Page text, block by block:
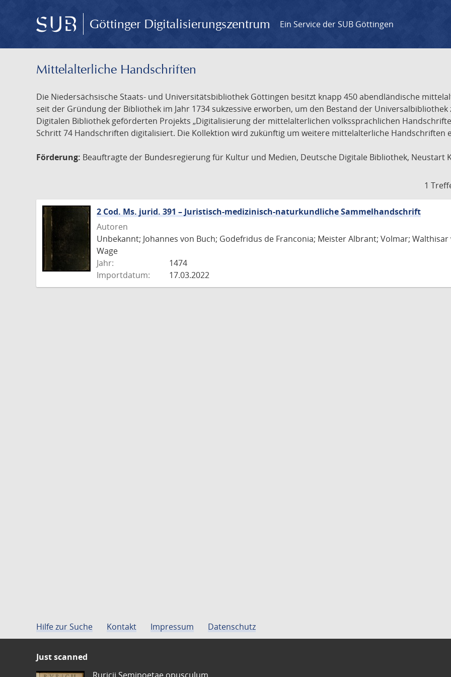
Göttinger Digitalisierungszentrum Ein Service der SUB Göttingen
Mittelalterliche Handschriften
Die Niedersächsische Staats- und Universitätsbibliothek Göttingen besitzt knapp 450 abendländische
seit der Gründung der Bibliothek im Jahr 1734 sukzessive erworben, um den Bestand der
Digitalen Bibliothek geförderten Projekts „Digitalisierung der mittelalterlichen volkssprachlichen
Schritt 74 Handschriften digitalisiert. Die Kollektion wird zukünftig um weitere mittelalterliche Handschriften
Förderung: Beauftragte der Bundesregierung für Kultur und Medien, Deutsche Digitale Bibliothek, Neustart
1
2 Cod. Ms. jurid. 391 – Juristisch-medizinisch-naturkundliche Sammelhandschrift
Autoren
Unbekannt; Johannes von Buch; Godefridus de Franconia; Meister Albrant; Volmar;
Wage
Jahr:
1474
Importdatum:
17.03.2022
Hilfe zur Suche Kontakt Impressum Datenschutz
Just scanned